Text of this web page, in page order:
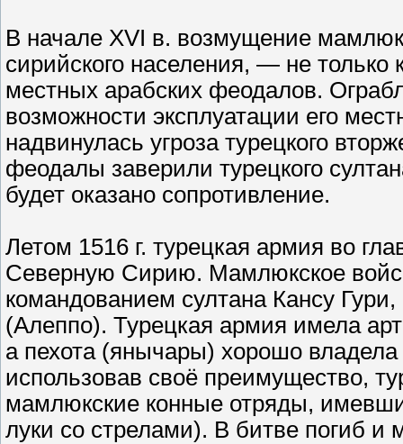
В начале XVI в. возмущение
сирийского населения, — не
местных арабских феодалов.
возможности эксплуатации его
надвинулась угроза турецкого
феодалы заверили турецкого
будет оказано сопротивление.
Летом 1516 г. турецкая армия во
Северную Сирию. Мамлюкское
командованием султана Кансу
(Алеппо). Турецкая армия имела
а пехота (янычары) хорошо
использовав своё преимущество,
мамлюкские конные отряды,
луки со стрелами). В битве погиб и